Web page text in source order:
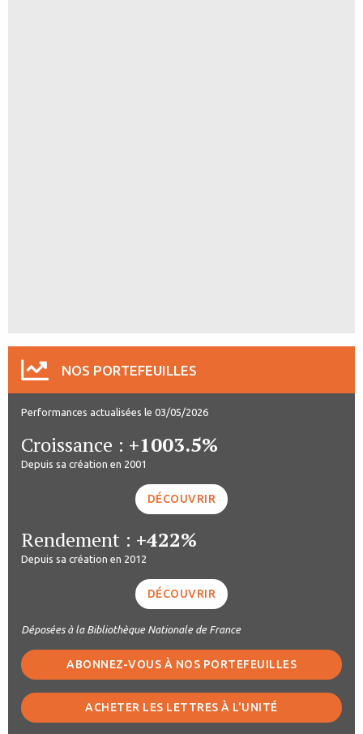
NOS PORTEFEUILLES
Performances actualisées le 03/05/2026
Croissance : +1003.5%
Depuis sa création en 2001
DÉCOUVRIR
Rendement : +422%
Depuis sa création en 2012
DÉCOUVRIR
Déposées à la Bibliothèque Nationale de France
ABONNEZ-VOUS À NOS PORTEFEUILLES
ACHETER LES LETTRES À L'UNITÉ